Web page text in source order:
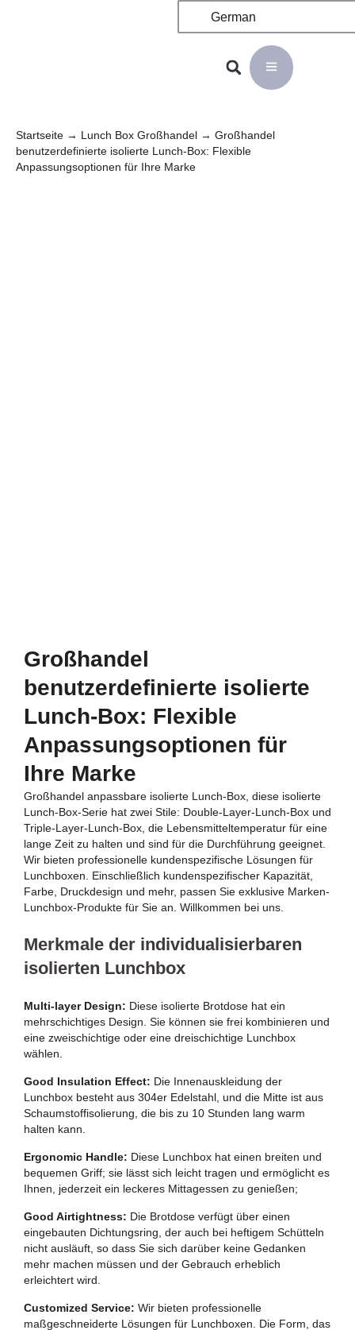
German
Startseite → Lunch Box Großhandel → Großhandel
benutzerdefinierte isolierte Lunch-Box: Flexible
Anpassungsoptionen für Ihre Marke
Großhandel
benutzerdefinierte isolierte
Lunch-Box: Flexible
Anpassungsoptionen für
Ihre Marke
Großhandel anpassbare isolierte Lunch-Box, diese isolierte
Lunch-Box-Serie hat zwei Stile: Double-Layer-Lunch-Box und
Triple-Layer-Lunch-Box, die Lebensmitteltemperatur für eine
lange Zeit zu halten und sind für die Durchführung geeignet.
Wir bieten professionelle kundenspezifische Lösungen für
Lunchboxen. Einschließlich kundenspezifischer Kapazität,
Farbe, Druckdesign und mehr, passen Sie exklusive Marken-
Lunchbox-Produkte für Sie an. Willkommen bei uns.
Merkmale der individualisierbaren
isolierten Lunchbox
Multi-layer Design: Diese isolierte Brotdose hat ein
mehrschichtiges Design. Sie können sie frei kombinieren und
eine zweischichtige oder eine dreischichtige Lunchbox
wählen.
Good Insulation Effect: Die Innenauskleidung der
Lunchbox besteht aus 304er Edelstahl, und die Mitte ist aus
Schaumstoffisolierung, die bis zu 10 Stunden lang warm
halten kann.
Ergonomic Handle: Diese Lunchbox hat einen breiten und
bequemen Griff; sie lässt sich leicht tragen und ermöglicht es
Ihnen, jederzeit ein leckeres Mittagessen zu genießen;
Good Airtightness: Die Brotdose verfügt über einen
eingebauten Dichtungsring, der auch bei heftigem Schütteln
nicht ausläuft, so dass Sie sich darüber keine Gedanken
mehr machen müssen und der Gebrauch erheblich
erleichtert wird.
Customized Service: Wir bieten professionelle
maßgeschneiderte Lösungen für Lunchboxen. Die Form, das